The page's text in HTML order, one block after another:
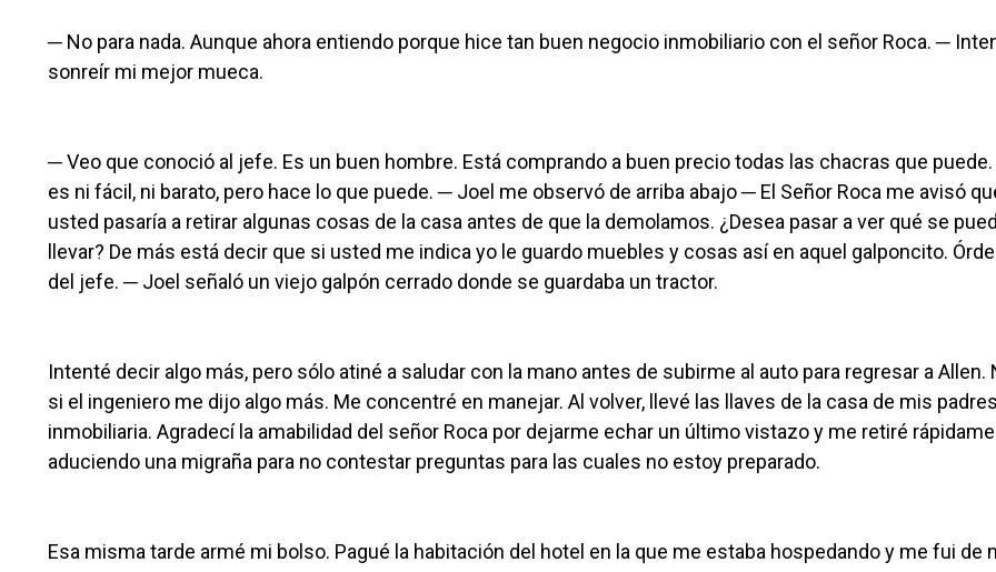
─ No para nada. Aunque ahora entiendo porque hice tan buen negocio inmobiliario con el señor Roca. ─
sonreír mi mejor mueca.
─ Veo que conoció al jefe. Es un buen hombre. Está comprando a buen precio todas las chacras que
es ni fácil, ni barato, pero hace lo que puede. ─ Joel me observó de arriba abajo ─ El Señor Roca me avisó
usted pasaría a retirar algunas cosas de la casa antes de que la demolamos. ¿Desea pasar a ver qué se
llevar? De más está decir que si usted me indica yo le guardo muebles y cosas así en aquel galponcito.
del jefe. ─ Joel señaló un viejo galpón cerrado donde se guardaba un tractor.
Intenté decir algo más, pero sólo atiné a saludar con la mano antes de subirme al auto para regresar a Allen.
si el ingeniero me dijo algo más. Me concentré en manejar. Al volver, llevé las llaves de la casa de mis
inmobiliaria. Agradecí la amabilidad del señor Roca por dejarme echar un último vistazo y me retiré
aduciendo una migraña para no contestar preguntas para las cuales no estoy preparado.
Esa misma tarde armé mi bolso. Pagué la habitación del hotel en la que me estaba hospedando y me fui de